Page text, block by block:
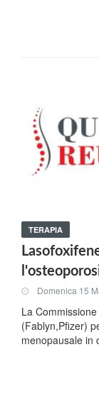
TERAPIA
Domenica 15
La
(Fablyn,Pfizer)
menopausale in